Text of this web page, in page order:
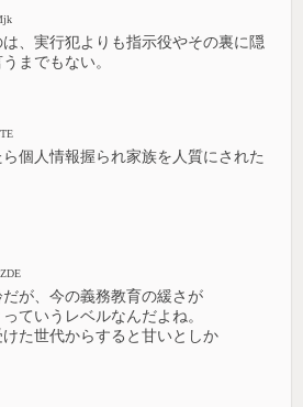
、実行犯よりも指示役やその裏に隠
までもない。
個人情報握られ家族を人質にされた
が、今の義務教育の緩さが
ていうレベルなんだよね。
た世代からすると甘いとしか